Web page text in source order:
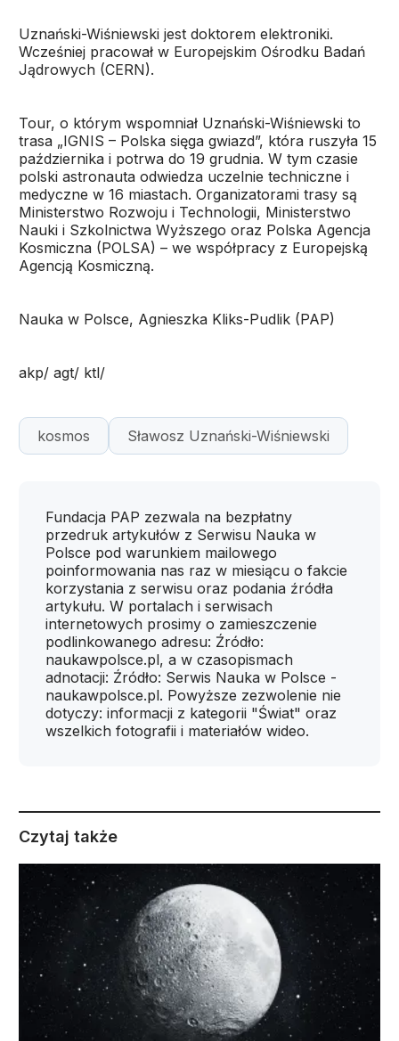
Uznański-Wiśniewski jest doktorem elektroniki.
Wcześniej pracował w Europejskim Ośrodku Badań
Jądrowych (CERN).
Tour, o którym wspomniał Uznański-Wiśniewski to
trasa „IGNIS – Polska sięga gwiazd”, która ruszyła 15
października i potrwa do 19 grudnia. W tym czasie
polski astronauta odwiedza uczelnie techniczne i
medyczne w 16 miastach. Organizatorami trasy są
Ministerstwo Rozwoju i Technologii, Ministerstwo
Nauki i Szkolnictwa Wyższego oraz Polska Agencja
Kosmiczna (POLSA) – we współpracy z Europejską
Agencją Kosmiczną.
Nauka w Polsce, Agnieszka Kliks-Pudlik (PAP)
akp/ agt/ ktl/
kosmos Sławosz Uznański-Wiśniewski
Fundacja PAP zezwala na bezpłatny
przedruk artykułów z Serwisu Nauka w
Polsce pod warunkiem mailowego
poinformowania nas raz w miesiącu o fakcie
korzystania z serwisu oraz podania źródła
artykułu. W portalach i serwisach
internetowych prosimy o zamieszczenie
podlinkowanego adresu: Źródło:
naukawpolsce.pl, a w czasopismach
adnotacji: Źródło: Serwis Nauka w Polsce -
naukawpolsce.pl. Powyższe zezwolenie nie
dotyczy: informacji z kategorii "Świat" oraz
wszelkich fotografii i materiałów wideo.
Czytaj także